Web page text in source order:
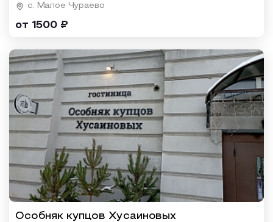
c. Малое Чураево
от 1500 ₽
Особняк купцов Хусаиновых